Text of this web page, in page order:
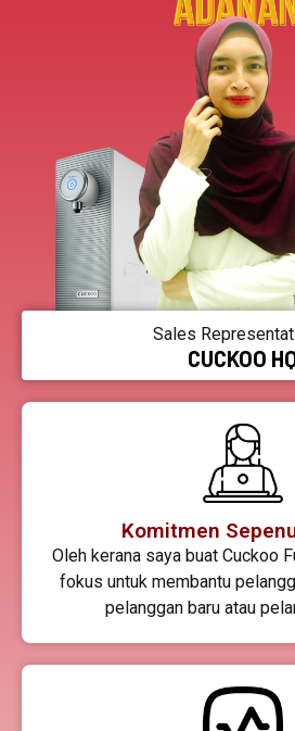
Sales
CUCKOO
Komitmen
Oleh kerana saya buat Cuckoo
fokus untuk membantu
pelanggan baru atau